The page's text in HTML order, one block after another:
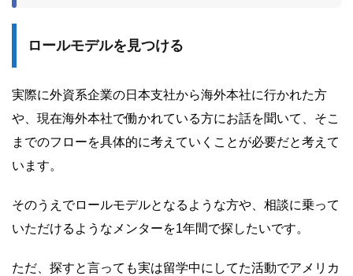
ロールモデルを見つける
実際に外資系企業の日本支社から海外本社に行かれた方
や、現在海外本社で働かれている方にお話を聞いて、そこ
までのフローを具体的に考えていくことが必要だと考えて
います。
そのうえでロールモデルとなるような方や、相談に乗って
いただけるようなメンターを1年間で探したいです。
ただ、探すと言っても実は留学中にしてた活動でアメリカ